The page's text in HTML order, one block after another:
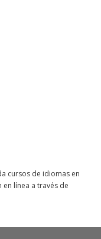
cursos de idiomas en
en línea a través de